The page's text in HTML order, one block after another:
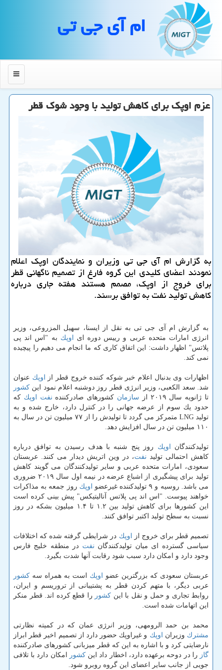
ام آی جی تی
منو
عزم اوپك برای كاهش تولید با وجود شوك قطر
به گزارش ام آی جی تی وزیران و نمایندگان اوپك اعلام
نمودند اعضای كلیدی این گروه فارغ از تصمیم ناگهانی قطر
برای خروج از اوپك، مصمم هستند هفته جاری درباره
كاهش تولید نفت به توافق برسند.
به گزارش ام آی جی تی به نقل از ایسنا، سهیل المزروعی، وزیر
انرژی امارات متحده عربی و رییس دوره ای اوپك به "اس اند پی
پلاتس" اظهار داشت: این اتفاق كاری كه ما انجام می دهیم را پیچیده
نمی كند.
اظهارات وی بدنبال اعلام خبر شوكه كننده خروج قطر از اوپك عنوان
شد. سعد الكعبی، وزیر انرژی قطر روز دوشنبه اعلام نمود این كشور
تا ژانویه سال ۲۰۱۹ از
سازمان كشورهای صادركننده نفت اوپك كه
حدود یك سوم از عرضه جهانی را در كنترل دارد، خارج شده و به
تولید LNG متمركز می گردد تا تولیدش را از ۷۷ میلیون تن در سال به
۱۱۰ میلیون تن در سال افزایش دهد.
تولیدكنندگان اوپك روز پنج شنبه با هدف رسیدن به توافق درباره
كاهش احتمالی تولید نفت، در وین اتریش دیدار می كنند. عربستان
سعودی، امارات متحده عربی و سایر تولیدكنندگان می گویند كاهش
تولید برای پیشگیری از اشباع عرضه در نیمه اول سال ۲۰۱۹ ضروری
می باشد. روسیه و ۹ تولیدكننده غیرعضو
اوپك روز جمعه به مذاكرات
خواهند پیوست. "اس اند پی پلاتس آنالیتیكس" پیش بینی كرده است
این كشورها برای كاهش تولید بین ۱.۲ تا ۱.۴ میلیون بشكه در روز
نسبت به سطح تولید اكتبر توافق كنند.
تصمیم قطر برای خروج از اوپك در شرایطی گرفته شده كه اختلافات
سیاسی گسترده ای میان تولیدكنندگان نفت در منطقه خلیج فارس
وجود دارد و امكان دارد سبب شود رقابت آنها شدت بگیرد.
عربستان سعودی كه بزرگترین عضو اوپك است به همراه سه كشور
عربی دیگر، با متهم كردن قطر به پشتیبانی از تروریسم و ایران،
روابط تجاری و حمل و نقل با این كشور را قطع كرده اند. قطر منكر
این اتهامات شده است.
محمد بن حمد الرومهی، وزیر انرژی عمان كه در كمیته نظارتی
مشترك وزیران اوپك و غیراوپك حضور دارد از تصمیم اخیر قطر ابراز
نارضایتی كرد و با اشاره به این كه قطر میزبانی كشورهای صادركننده
گاز را در دوحه برعهده دارد، اخطار داد اینكشور امكان دارد با تلافی
جویی از جانب سایر اعضای این گروه روبرو شود.